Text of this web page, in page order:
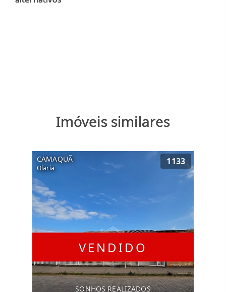
Imóveis similares
VENDIDO
CAMAQUÃ
Olaria
1133
SONHOS REALIZADOS